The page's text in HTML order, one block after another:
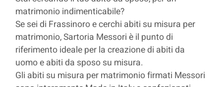
matrimonio indimenticabile?
Se sei di Frassinoro e cerchi abiti su misura per
matrimonio, Sartoria Messori è il punto di
riferimento ideale per la creazione di abiti da
uomo e abiti da sposo su misura.
Gli abiti su misura per matrimonio firmati Messori